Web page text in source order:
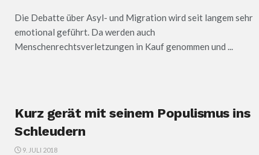
Die Debatte über Asyl- und Migration wird seit langem sehr
emotional geführt. Da werden auch
Menschenrechtsverletzungen in Kauf genommen und ...
Kurz gerät mit seinem Populismus ins
Schleudern
9. JULI 2018